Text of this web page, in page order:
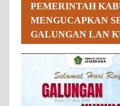
PEMERINTAH
MENGUCAPKAN
GALUNGAN LAN